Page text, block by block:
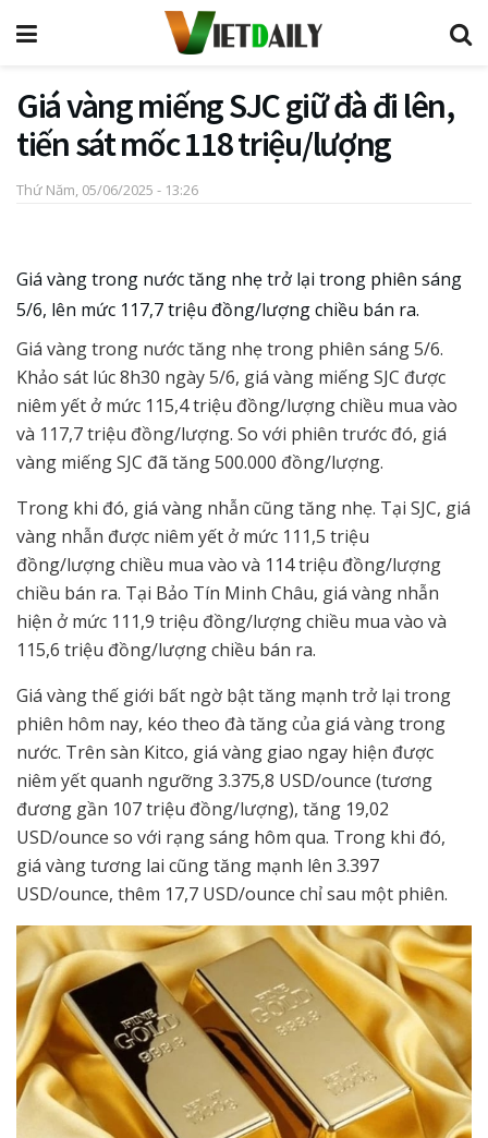
Giá vàng miếng SJC giữ đà đi lên,
tiến sát mốc 118 triệu/lượng
Thứ Năm, 05/06/2025 - 13:26
Giá vàng trong nước tăng nhẹ trở lại trong phiên sáng
5/6, lên mức 117,7 triệu đồng/lượng chiều bán ra.
Giá vàng trong nước tăng nhẹ trong phiên sáng 5/6.
Khảo sát lúc 8h30 ngày 5/6, giá vàng miếng SJC được
niêm yết ở mức 115,4 triệu đồng/lượng chiều mua vào
và 117,7 triệu đồng/lượng. So với phiên trước đó, giá
vàng miếng SJC đã tăng 500.000 đồng/lượng.
Trong khi đó, giá vàng nhẫn cũng tăng nhẹ. Tại SJC, giá
vàng nhẫn được niêm yết ở mức 111,5 triệu
đồng/lượng chiều mua vào và 114 triệu đồng/lượng
chiều bán ra. Tại Bảo Tín Minh Châu, giá vàng nhẫn
hiện ở mức 111,9 triệu đồng/lượng chiều mua vào và
115,6 triệu đồng/lượng chiều bán ra.
Giá vàng thế giới bất ngờ bật tăng mạnh trở lại trong
phiên hôm nay, kéo theo đà tăng của giá vàng trong
nước. Trên sàn Kitco, giá vàng giao ngay hiện được
niêm yết quanh ngưỡng 3.375,8 USD/ounce (tương
đương gần 107 triệu đồng/lượng), tăng 19,02
USD/ounce so với rạng sáng hôm qua. Trong khi đó,
giá vàng tương lai cũng tăng mạnh lên 3.397
USD/ounce, thêm 17,7 USD/ounce chỉ sau một phiên.